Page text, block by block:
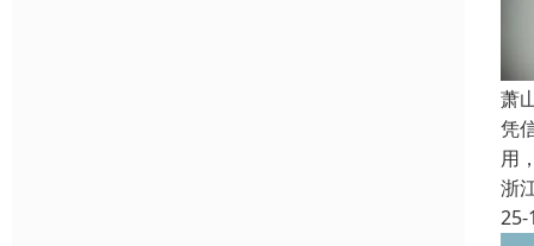
萧
凭
用
浙
25-